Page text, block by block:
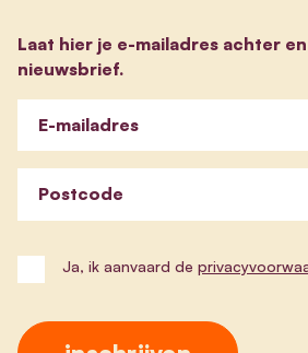
Laat hier je e-mailadres achter
nieuwsbrief.
E-mailadres
Postcode
Ja, ik aanvaard de